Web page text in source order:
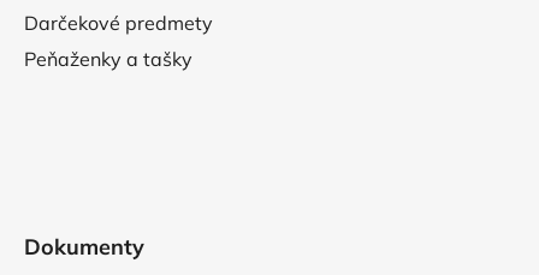
Darčekové predmety
Peňaženky a tašky
Dokumenty